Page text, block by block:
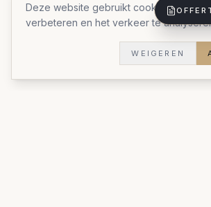
Deze website gebruikt cookies om uw
verbeteren en het verkeer te
WEIGEREN
Materialen: Duurzame materialen
Stijl: Stijlvol praktisch